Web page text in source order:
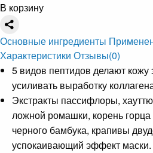
В корзину
Основные ингредиенты
Характеристики Отзывы(0)
5 видов пептидов делают кожу
усиливать выработку
Экстракты пассифлоры,
ложной ромашки, корень горца
черного бамбука, крапивы
успокаивающий эффект маски.